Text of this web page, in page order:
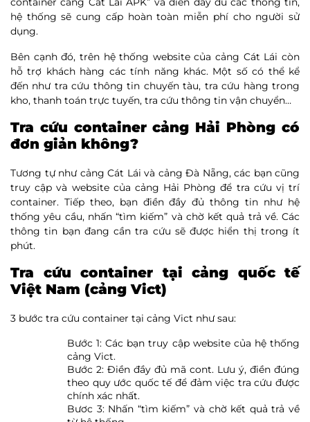
hệ thống sẽ cung cấp hoàn toàn miễn phí cho người sử
dụng.
Bên cạnh đó, trên hệ thống website của cảng Cát Lái còn
hỗ trợ khách hàng các tính năng khác. Một số có thể kể
đến như tra cứu thông tin chuyến tàu, tra cứu hàng trong
kho, thanh toán trực tuyến, tra cứu thông tin vận chuyển…
Tra cứu container cảng Hải Phòng có
đơn giản không?
Tương tự như cảng Cát Lái và cảng Đà Nẵng, các bạn cũng
truy cập và website của cảng Hải Phòng để tra cứu vị trí
container. Tiếp theo, bạn điền đầy đủ thông tin như hệ
thống yêu cầu, nhấn “tìm kiếm” và chờ kết quả trả về. Các
thông tin bạn đang cần tra cứu sẽ được hiển thị trong ít
phút.
Tra cứu container tại cảng quốc tế
Việt Nam (cảng Vict)
3 bước tra cứu container tại cảng Vict như sau:
Bước 1: Các bạn truy cập website của hệ thống
cảng Vict.
Bước 2: Điền đầy đủ mã cont. Lưu ý, điền đúng
theo quy ước quốc tế để đảm việc tra cứu được
chính xác nhất.
Bươc 3: Nhấn “tìm kiếm” và chờ kết quả trả về